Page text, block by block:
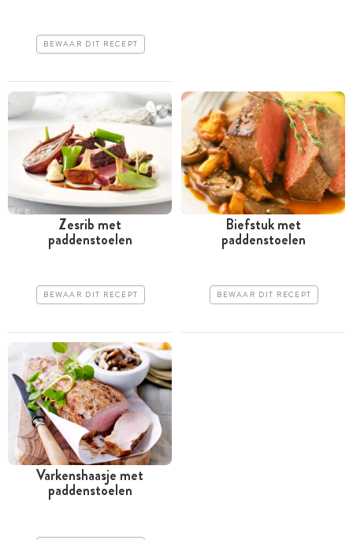
BEWAAR DIT RECEPT
Zesrib met
paddenstoelen
BEWAAR DIT RECEPT
Biefstuk met
paddenstoelen
BEWAAR DIT RECEPT
Varkenshaasje met
paddenstoelen